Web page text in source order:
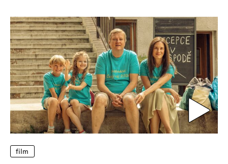
film